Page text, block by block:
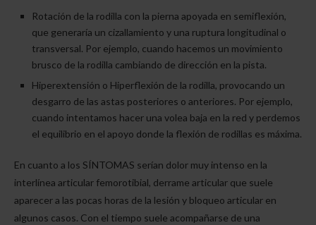
Rotación de la rodilla con la pierna apoyada en semiflexión,
que generaría un cizallamiento y una ruptura longitudinal o
transversal. Por ejemplo, cuando hacemos un movimiento
brusco de la rodilla cambiando de dirección en la pista.
Hiperextensión o Hiperflexión de la rodilla, provocando un
desgarro de las astas posteriores o anteriores. Por ejemplo,
cuando intentamos hacer una volea baja en la red y perdemos
el equilibrio en el apoyo donde la flexión de rodillas es máxima.
En cuanto a los SÍNTOMAS serían dolor muy intenso en la
interlínea articular femorotibial, derrame articular que suele
aparecer a las pocas horas de la lesión y bloqueo articular en
algunos casos. Con el tiempo suele acompañarse de una